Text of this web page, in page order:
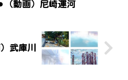
（動画）尼崎運河
武庫川